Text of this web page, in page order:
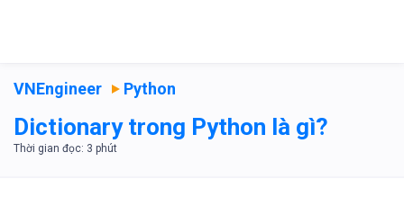
VNEngineer Python
Dictionary trong Python là gì?